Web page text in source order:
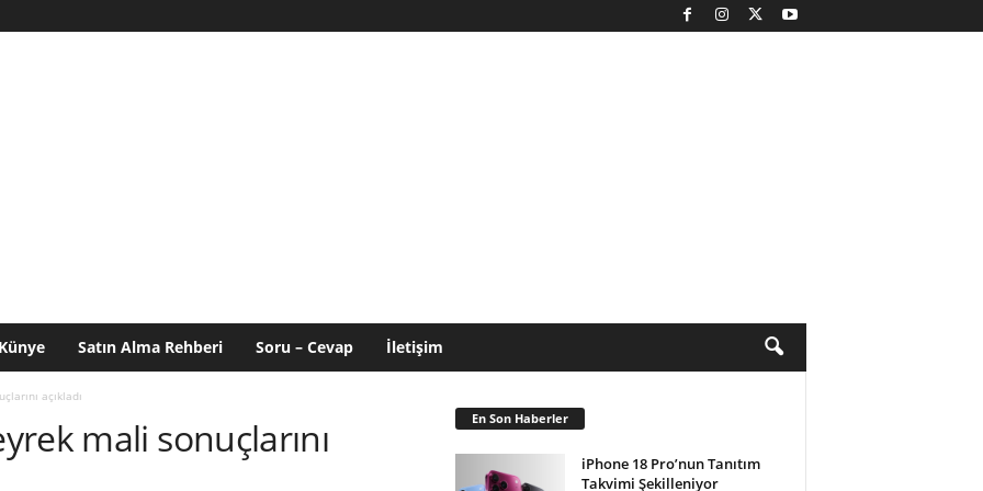
Künye Satın Alma Rehberi Soru – Cevap İletişim
açıkladı
mali sonuçlarını
En Son Haberler
iPhone 18 Pro’nun Tanıtım
Takvimi Şekilleniyor